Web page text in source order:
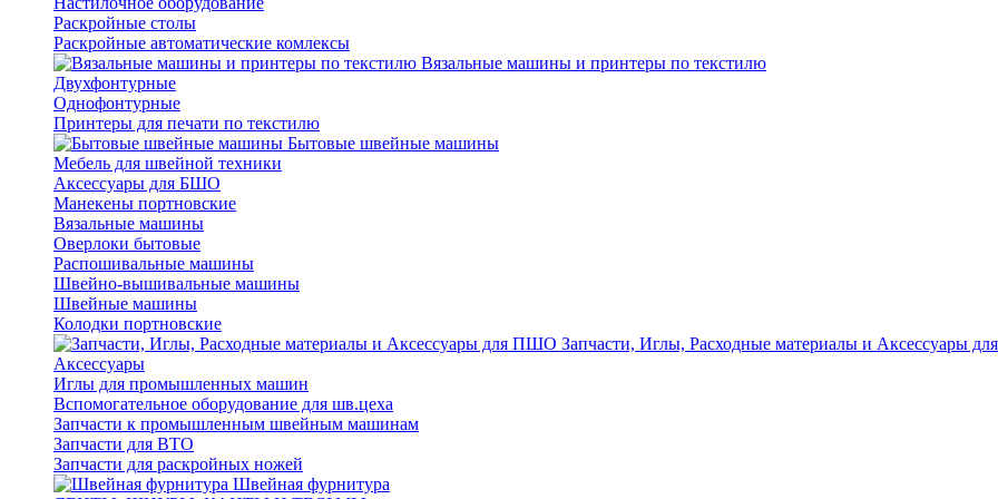
Раскройные столы
Раскройные автоматические комлексы
Вязальные машины и принтеры по текстилю
Двухфонтурные
Однофонтурные
Принтеры для печати по текстилю
Бытовые швейные машины
Мебель для швейной техники
Аксессуары для БШО
Манекены портновские
Вязальные машины
Оверлоки бытовые
Распошивальные машины
Швейно-вышивальные машины
Швейные машины
Колодки портновские
Запчасти, Иглы, Расходные материалы и Аксессуары
Аксессуары
Иглы для промышленных машин
Вспомогательное оборудование для шв.цеха
Запчасти к промышленным швейным машинам
Запчасти для ВТО
Запчасти для раскройных ножей
Швейная фурнитура